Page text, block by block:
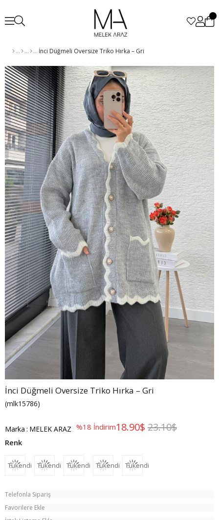
İnci Düğmeli Oversize Triko Hırka – Gri
İnci Düğmeli Oversize Triko Hırka – Gri
(mlk15786)
Marka : MELEK ARAZ %18 İndirim 23.10$
18.90$
Tükendi Tükendi Tükendi Tükendi Tükendi
Telefonla Sipariş
Favorilere Ekle